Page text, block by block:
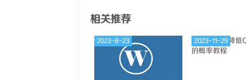
相关推荐
2023-8-23 2023-11-29